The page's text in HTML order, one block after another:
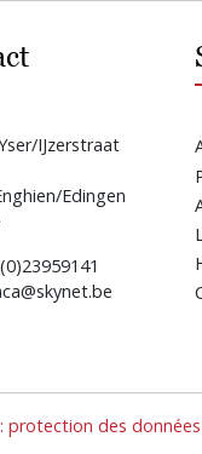
IJzerstraat
Edingen
protection des